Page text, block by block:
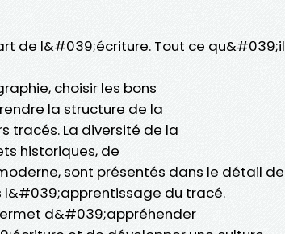
de l&#039;écriture. Tout ce qu&#039;il
choisir les bons
la structure de la
tracés. La diversité de la
historiques, de
sont présentés dans le détail de
du tracé.
d&#039;appréhender